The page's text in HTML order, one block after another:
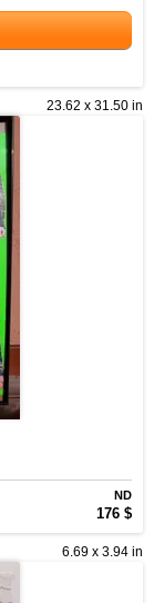
23.62 x 31.50 in
ND
176 $
6.69 x 3.94 in